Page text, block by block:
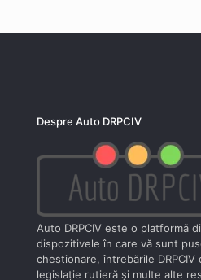
Despre Auto DRPCIV
Auto DRPCIV este o platformă
dispozitivele în care vă sunt
chestionare, întrebările DRPCIV
legislaţie rutieră şi multe alte